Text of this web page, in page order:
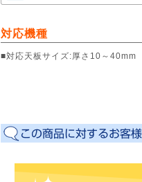
対応機種
■対応天板サイズ:厚さ10～40mm